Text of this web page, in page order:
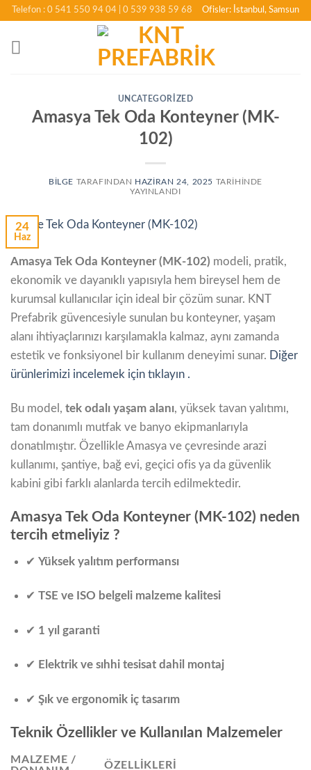
İçeriğeTelefon : 0 541 550 94 04 | 0 539 938 59 68 Ofisler: İstanbul, Samsun
UNCATEGORIZED
Amasya Tek Oda Konteyner (MK-
102)
BILGE TARAFINDAN HAZIRAN 24, 2025 TARIHINDE
YAYINLANDI
24
Haz
Amasya Tek Oda Konteyner (MK-102) modeli, pratik,
ekonomik ve dayanıklı yapısıyla hem bireysel hem de
kurumsal kullanıcılar için ideal bir çözüm sunar. KNT
Prefabrik güvencesiyle sunulan bu konteyner, yaşam
alanı ihtiyaçlarınızı karşılamakla kalmaz, aynı zamanda
estetik ve fonksiyonel bir kullanım deneyimi sunar. Diğer
ürünlerimizi incelemek için tıklayın .
Bu model, tek odalı yaşam alanı, yüksek tavan yalıtımı,
tam donanımlı mutfak ve banyo ekipmanlarıyla
donatılmıştır. Özellikle Amasya ve çevresinde arazi
kullanımı, şantiye, bağ evi, geçici ofis ya da güvenlik
kabini gibi farklı alanlarda tercih edilmektedir.
Amasya Tek Oda Konteyner (MK-102) neden
tercih etmeliyiz ?
✔Yüksek yalıtım performansı
✔TSE ve ISO belgeli malzeme kalitesi
✔ 1 yıl garanti
✔ Elektrik ve sıhhi tesisat dahil montaj
✔Şık ve ergonomik iç tasarım
Teknik Özellikler ve Kullanılan Malzemeler
MALZEME /
ÖZELLIKLERI